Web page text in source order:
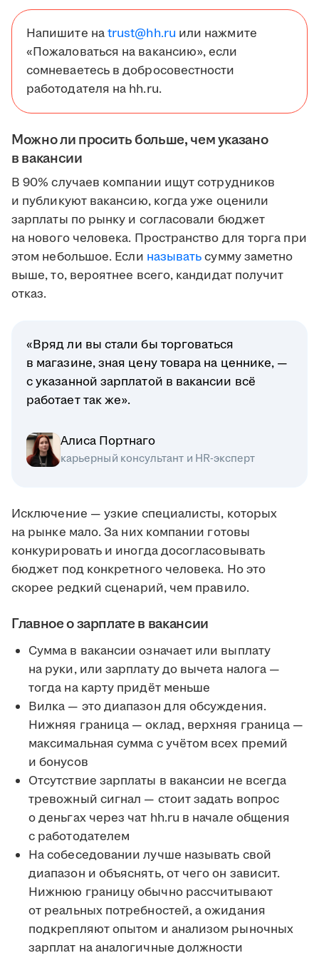
Напишите наtrust@hh.ru или нажмите
«Пожаловаться на вакансию», если
сомневаетесь в добросовестности
работодателя на hh.ru.
Можно ли просить больше, чем указано
в вакансии
В 90% случаев компании ищут сотрудников
и публикуют вакансию, когда уже оценили
зарплаты по рынку и согласовали бюджет
на нового человека. Пространство для торга при
этом небольшое. Если называтьсумму заметно
выше, то, вероятнее всего, кандидат получит
отказ.
«Вряд ли вы стали бы торговаться
в магазине, зная цену товара на ценнике, —
с указанной зарплатой в вакансии всё
работает так же».
Алиса Портнаго
карьерный консультант и HR-эксперт
Исключение — узкие специалисты, которых
на рынке мало. За них компании готовы
конкурировать и иногда досогласовывать
бюджет под конкретного человека. Но это
скорее редкий сценарий, чем правило.
Главное о зарплате в вакансии
Сумма в вакансии означает или выплату
на руки, или зарплату до вычета налога —
тогда на карту придёт меньше
Вилка — это диапазон для обсуждения.
Нижняя граница — оклад, верхняя граница —
максимальная сумма с учётом всех премий
и бонусов
Отсутствие зарплаты в вакансии не всегда
тревожный сигнал — стоит задать вопрос
о деньгах через чат hh.ru в начале общения
с работодателем
На собеседовании лучше называть свой
диапазон и объяснять, от чего он зависит.
Нижнюю границу обычно рассчитывают
от реальных потребностей, а ожидания
подкрепляют опытом и анализом рыночных
зарплат на аналогичные должности